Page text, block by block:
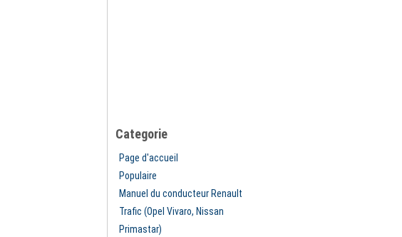
Categorie
Page d'accueil
Populaire
Manuel du conducteur Renault
Trafic (Opel Vivaro, Nissan
Primastar)